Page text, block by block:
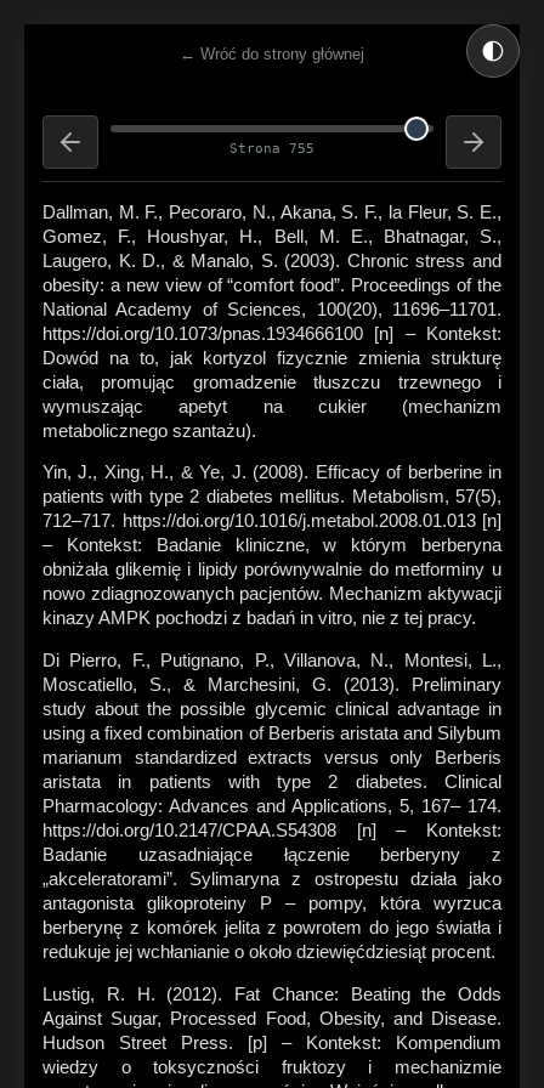
🌓
← Wróć do strony głównej
Strona 755
Dallman, M. F., Pecoraro, N., Akana, S. F., la Fleur, S. E.,
Gomez, F., Houshyar, H., Bell, M. E., Bhatnagar, S.,
Laugero, K. D., & Manalo, S. (2003). Chronic stress and
obesity: a new view of “comfort food”. Proceedings of the
National Academy of Sciences, 100(20), 11696–11701.
https://doi.org/10.1073/pnas.1934666100 [n] – Kontekst:
Dowód na to, jak kortyzol fizycznie zmienia strukturę
ciała, promując gromadzenie tłuszczu trzewnego i
wymuszając apetyt na cukier (mechanizm
metabolicznego szantażu).
Yin, J., Xing, H., & Ye, J. (2008). Efficacy of berberine in
patients with type 2 diabetes mellitus. Metabolism, 57(5),
712–717. https://doi.org/10.1016/j.metabol.2008.01.013 [n]
– Kontekst: Badanie kliniczne, w którym berberyna
obniżała glikemię i lipidy porównywalnie do metforminy u
nowo zdiagnozowanych pacjentów. Mechanizm aktywacji
kinazy AMPK pochodzi z badań in vitro, nie z tej pracy.
Di Pierro, F., Putignano, P., Villanova, N., Montesi, L.,
Moscatiello, S., & Marchesini, G. (2013). Preliminary
study about the possible glycemic clinical advantage in
using a fixed combination of Berberis aristata and Silybum
marianum standardized extracts versus only Berberis
aristata in patients with type 2 diabetes. Clinical
Pharmacology: Advances and Applications, 5, 167– 174.
https://doi.org/10.2147/CPAA.S54308 [n] – Kontekst:
Badanie uzasadniające łączenie berberyny z
„akceleratorami”. Sylimaryna z ostropestu działa jako
antagonista glikoproteiny P – pompy, która wyrzuca
berberynę z komórek jelita z powrotem do jego światła i
redukuje jej wchłanianie o około dziewięćdziesiąt procent.
Lustig, R. H. (2012). Fat Chance: Beating the Odds
Against Sugar, Processed Food, Obesity, and Disease.
Hudson Street Press. [p] – Kontekst: Kompendium
wiedzy o toksyczności fruktozy i mechanizmie